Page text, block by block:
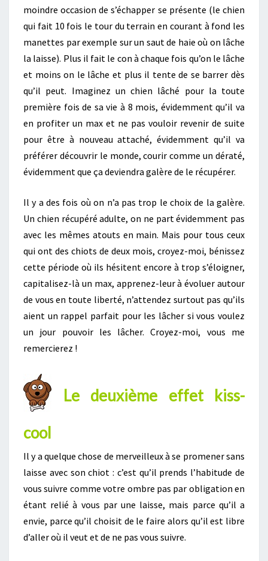
moindre occasion de s’échapper se présente (le chien
qui fait 10 fois le tour du terrain en courant à fond les
manettes par exemple sur un saut de haie où on lâche
la laisse). Plus il fait le con à chaque fois qu’on le lâche
et moins on le lâche et plus il tente de se barrer dès
qu’il peut. Imaginez un chien lâché pour la toute
première fois de sa vie à 8 mois, évidemment qu’il va
en profiter un max et ne pas vouloir revenir de suite
pour être à nouveau attaché, évidemment qu’il va
préférer découvrir le monde, courir comme un dératé,
évidemment que ça deviendra galère de le récupérer.
Il y a des fois où on n’a pas trop le choix de la galère.
Un chien récupéré adulte, on ne part évidemment pas
avec les mêmes atouts en main. Mais pour tous ceux
qui ont des chiots de deux mois, croyez-moi, bénissez
cette période où ils hésitent encore à trop s’éloigner,
capitalisez-là un max, apprenez-leur à évoluer autour
de vous en toute liberté, n’attendez surtout pas qu’ils
aient un rappel parfait pour les lâcher si vous voulez
un jour pouvoir les lâcher. Croyez-moi, vous me
remercierez !
Le deuxième effet kiss-
cool
Il y a quelque chose de merveilleux à se promener sans
laisse avec son chiot : c’est qu’il prends l’habitude de
vous suivre comme votre ombre pas par obligation en
étant relié à vous par une laisse, mais parce qu’il a
envie, parce qu’il choisit de le faire alors qu’il est libre
d’aller où il veut et de ne pas vous suivre.